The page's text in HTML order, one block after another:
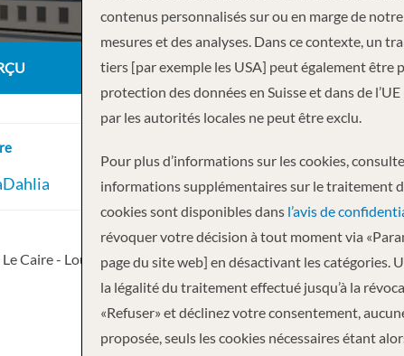
INFORMATIONS DE
Caire - Louxor - Louxor - Edfou - Edfou - Assouan - Assouan -
contenus personnalisés sur ou en marge de
mesures et des analyses. Dans ce contexte, un
tiers [par exemple les USA] peut également être
protection des données en Suisse et dans de l’UE
par les autorités locales ne peut être exclu.
Pour plus d’informations sur les cookies,
informations supplémentaires sur le traitement
cookies sont disponibles dans l’avis de
révoquer votre décision à tout moment via
page du site web] en désactivant les catégories.
la légalité du traitement effectué jusqu’à la
«Refuser» et déclinez votre consentement,
proposée, seuls les cookies nécessaires étant